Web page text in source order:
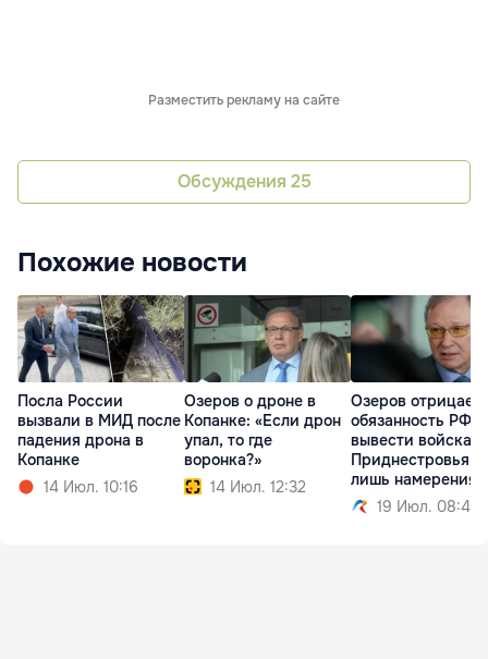
Разместить рекламу на сайте
Обсуждения 25
Похожие новости
Посла России
вызвали в МИД после
падения дрона в
Копанке
14 Июл. 10:16
Озеров о дроне в
Копанке: «Если дрон
упал, то где
воронка?»
14 Июл. 12:32
Озеров отрицает
обязанность РФ
вывести войска
Приднестровья:
лишь намерения
19 Июл. 08:49